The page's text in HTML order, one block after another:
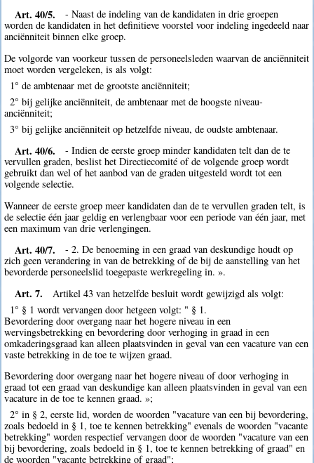
Art. 40/5.
- Naast de indeling van de kandidaten in drie groepen
worden de kandidaten in het definitieve voorstel voor indeling ingedeeld naar
anciënniteit binnen elke groep.
De volgorde van voorkeur tussen de personeelsleden waarvan de anciënniteit
moet worden vergeleken, is als volgt:
1° de ambtenaar met de grootste anciënniteit;
2° bij gelijke anciënniteit, de ambtenaar met de hoogste niveau-
anciënniteit;
3° bij gelijke anciënniteit op hetzelfde niveau, de oudste ambtenaar.
Art. 40/6.
- Indien de eerste groep minder kandidaten telt dan de te
vervullen graden, beslist het Directiecomité of de volgende groep wordt
gebruikt dan wel of het aanbod van de graden uitgesteld wordt tot een
volgende selectie.
Wanneer de eerste groep meer kandidaten dan de te vervullen graden telt, is
de selectie één jaar geldig en verlengbaar voor een periode van één jaar, met
een maximum van drie verlengingen.
Art. 40/7.
- 2. De benoeming in een graad van deskundige houdt op
zich geen verandering in van de betrekking of de bij de aanstelling van het
bevorderde personeelslid toegepaste werkregeling in. ».
Art. 7.
Artikel 43 van hetzelfde besluit wordt gewijzigd als volgt:
1° § 1 wordt vervangen door hetgeen volgt: " § 1.
Bevordering door overgang naar het hogere niveau in een
wervingsbetrekking en bevordering door verhoging in graad in een
omkaderingsgraad kan alleen plaatsvinden in geval van een vacature van een
vaste betrekking in de toe te wijzen graad.
Bevordering door overgang naar het hogere niveau of door verhoging in
graad tot een graad van deskundige kan alleen plaatsvinden in geval van een
vacature in de toe te kennen graad. »;
2° in § 2, eerste lid, worden de woorden "vacature van een bij bevordering,
zoals bedoeld in § 1, toe te kennen betrekking" evenals de woorden "vacante
betrekking" worden respectief vervangen door de woorden "vacature van een
bij bevordering, zoals bedoeld in § 1, toe te kennen betrekking of graad" en
de woorden "vacante betrekking of graad";